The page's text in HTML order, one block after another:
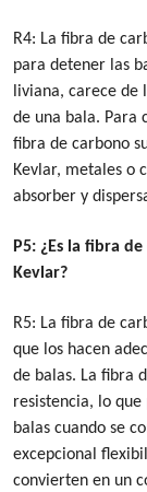
R4: La fibra de
para detener las
liviana, carece de
de una bala. Para
fibra de carbono
Kevlar, metales o
absorber y
P5: ¿Es la fibra
Kevlar?
R5: La fibra de
que los hacen
de balas. La fibra
resistencia, lo
balas cuando se
excepcional
convierten en un